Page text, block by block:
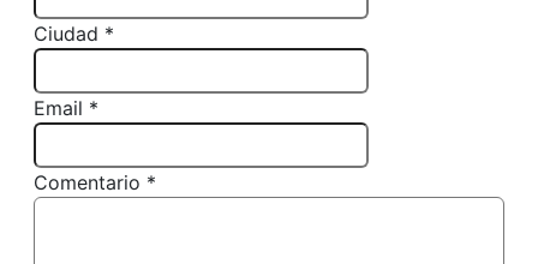
Ciudad *
Email *
Comentario *